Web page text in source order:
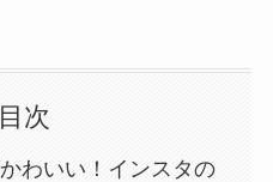
目次
わいい！インスタの